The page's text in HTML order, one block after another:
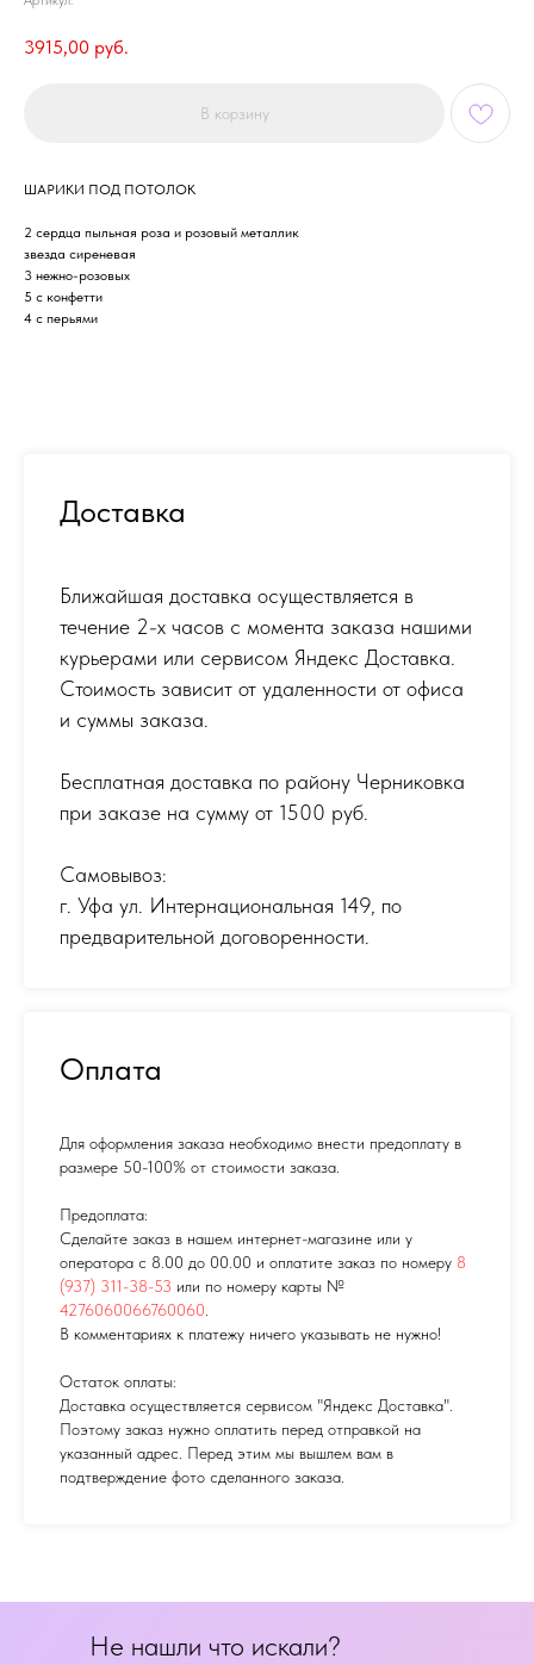
3915,00 руб.
В корзину
ШАРИКИ ПОД ПОТОЛОК
2 сердца пыльная роза и розовый металлик
звезда сиреневая
3 нежно-розовых
5 с конфетти
4 с перьями
Доставка
Ближайшая доставка осуществляется в
течение 2-х часов с момента заказа нашими
курьерами или сервисом Яндекс Доставка.
Стоимость зависит от удаленности от офиса
и суммы заказа.
Бесплатная доставка по району Черниковка
при заказе на сумму от 1500 руб.
Самовывоз:
г. Уфа ул. Интернациональная 149, по
предварительной договоренности.
Оплата
Для оформления заказа необходимо внести предоплату в
размере 50-100% от стоимости заказа.
Предоплата:
Сделайте заказ в нашем интернет-магазине или у
оператора с 8.00 до 00.00 и оплатите заказ по номеру 8
(937) 311-38-53 или по номеру карты №
4276060066760060
В комментариях к платежу ничего указывать не нужно!
Остаток оплаты:
Доставка осуществляется сервисом "Яндекс Доставка".
Поэтому заказ нужно оплатить перед отправкой на
указанный адрес. Перед этим мы вышлем вам в
подтверждение фото сделанного заказа.
Не нашли что искали?